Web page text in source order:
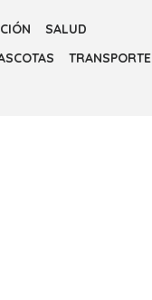
SALUD
TRANSPORTE